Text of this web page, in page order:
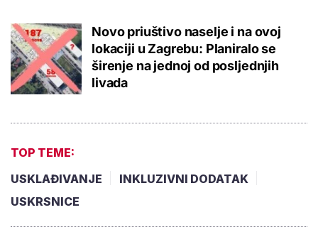
Novo priuštivo naselje i na ovoj
lokaciji u Zagrebu: Planiralo se
širenje na jednoj od posljednjih
livada
TOP TEME:
USKLAĐIVANJE
INKLUZIVNI DODATAK
USKRSNICE